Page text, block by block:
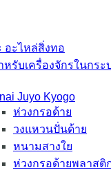
อะไหล่สิ่งทอ
หรับเครื่องจักรในกระ
Juyo Kyogo
ห่วงกรอด้าย
วงแหวนปั่นด้าย
หนามสางใย
ห่วงกรอด้ายพลาสติ